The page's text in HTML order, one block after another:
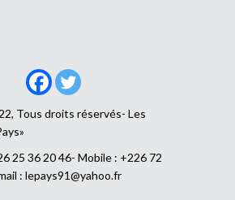
Tous droits réservés- Les
25 36 20 46- Mobile : +226 72
: lepays91@yahoo.fr